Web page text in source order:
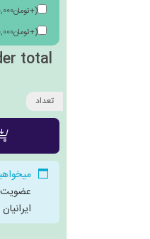
(
+تومان
(
+تومان
total:
تعداد
ایرانیان